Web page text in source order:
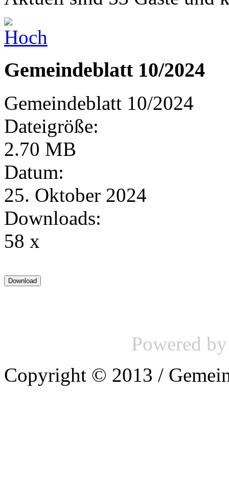
Gemeindeblatt 10/2024
Gemeindeblatt 10/2024
Dateigröße:
2.70 MB
Datum:
25. Oktober 2024
Downloads:
58 x
Powered
Copyright © 2013 /